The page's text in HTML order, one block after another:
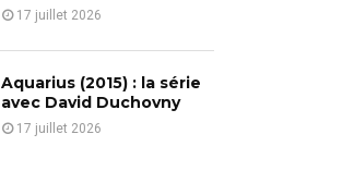
17 juillet 2026
Aquarius (2015) : la série
avec David Duchovny
17 juillet 2026